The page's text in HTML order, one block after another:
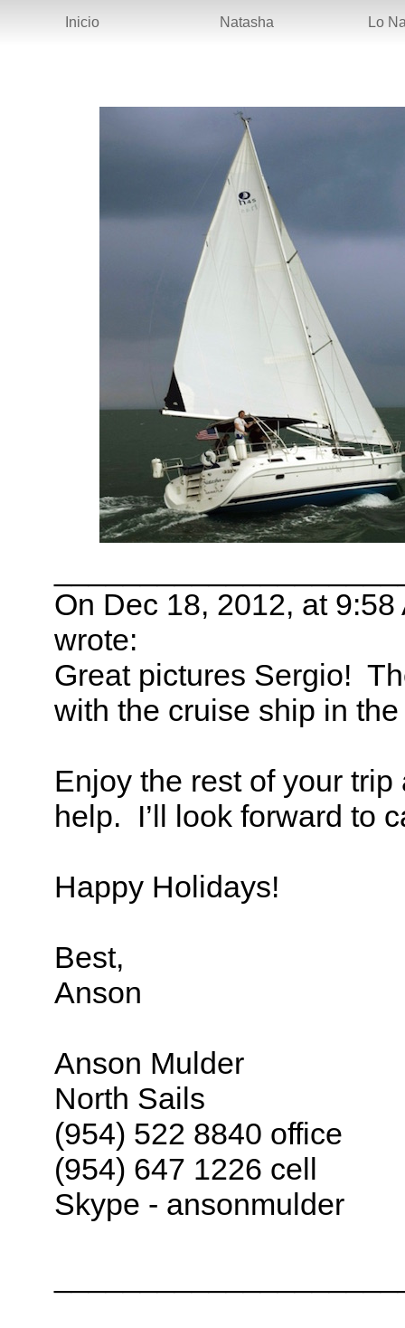
Inicio Natasha Lo
On Dec 18, 2012, at
wrote:
Great pictures Sergio!
with the cruise ship in
Enjoy the rest of your
help. I’ll look forward to
Happy Holidays!
Best,
Anson
Anson Mulder
North Sails
(954) 522 8840 office
(954) 647 1226 cell
Skype - ansonmulder